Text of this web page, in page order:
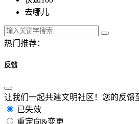
去哪儿
热门推荐：
反馈
让我们一起共建文明社区！您的反馈
已失效
重定向&变更